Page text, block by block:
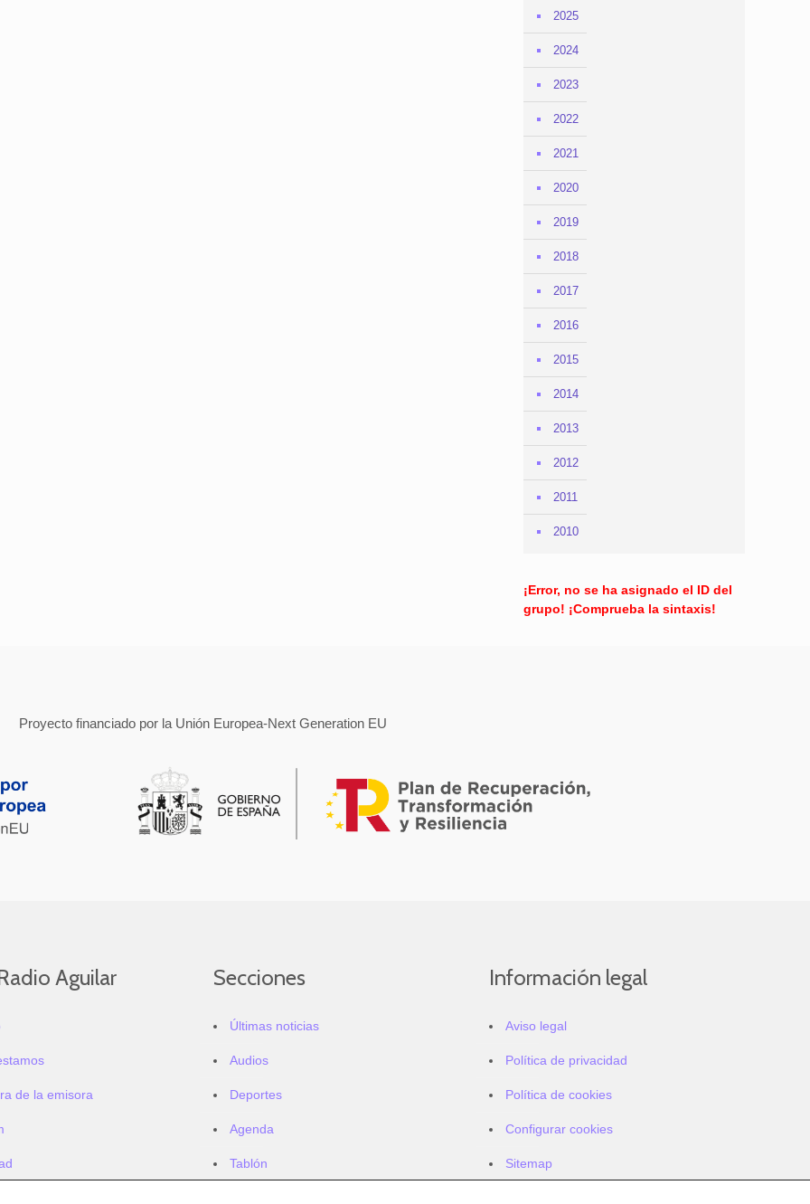
2025
2024
2023
2022
2021
2020
2019
2018
2017
2016
2015
2014
2013
2012
2011
2010
¡Error, no se ha asignado el ID del
grupo! ¡Comprueba la sintaxis!
Proyecto financiado por la Unión Europea-Next Generation EU
Aguilar
de la emisora
Secciones
Últimas noticias
Audios
Deportes
Agenda
Tablón
Información legal
Aviso legal
Política de privacidad
Política de cookies
Configurar cookies
Sitemap